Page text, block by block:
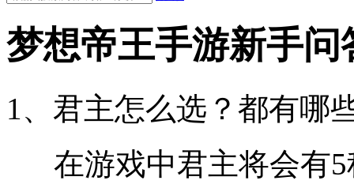
梦想帝王手游新手问
1、君主怎么选？都有哪
在游戏中君主将会有5